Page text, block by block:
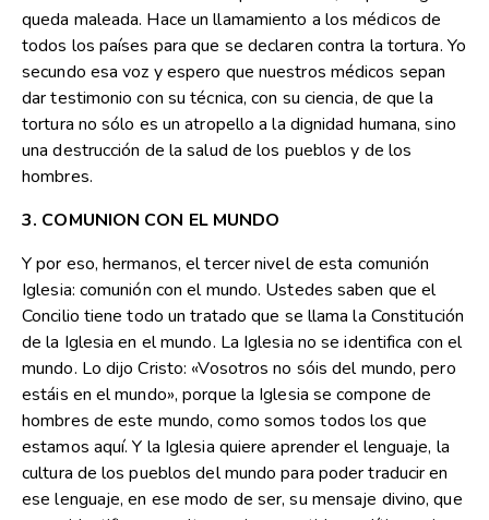
queda maleada. Hace un llamamiento a los médicos de
todos los países para que se declaren contra la tortura. Yo
secundo esa voz y espero que nuestros médicos sepan
dar testimonio con su técnica, con su ciencia, de que la
tortura no sólo es un atropello a la dignidad humana, sino
una destrucción de la salud de los pueblos y de los
hombres.
3. COMUNION CON EL MUNDO
Y por eso, hermanos, el tercer nivel de esta comunión
Iglesia: comunión con el mundo. Ustedes saben que el
Concilio tiene todo un tratado que se llama la Constitución
de la Iglesia en el mundo. La Iglesia no se identifica con el
mundo. Lo dijo Cristo: «Vosotros no sóis del mundo, pero
estáis en el mundo», porque la Iglesia se compone de
hombres de este mundo, como somos todos los que
estamos aquí. Y la Iglesia quiere aprender el lenguaje, la
cultura de los pueblos del mundo para poder traducir en
ese lenguaje, en ese modo de ser, su mensaje divino, que